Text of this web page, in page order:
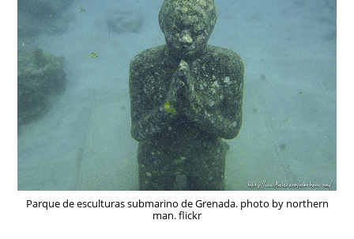
Parque de esculturas submarino de Grenada. photo by northern
man. flickr